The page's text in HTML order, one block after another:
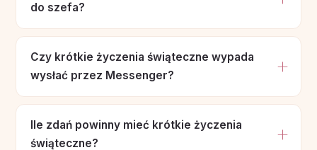
do szefa?
Czy krótkie życzenia świąteczne wypada
wysłać przez Messenger?
Ile zdań powinny mieć krótkie życzenia
świąteczne?